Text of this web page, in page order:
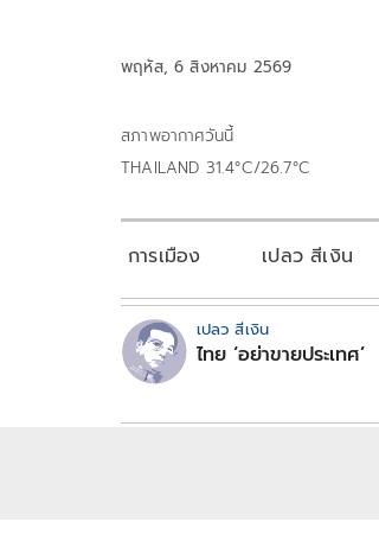
พฤหัส, 6 สิงหาคม 2569
สภาพอากาศวันนี้
THAILAND 31.4°C/26.7°C
การเมือง เปลว สีเงิน
เปลว สีเงิน
ไทย ‘อย่าขายประเทศ’